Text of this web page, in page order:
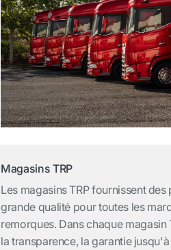
Magasins TRP
Les magasins TRP fournissent
grande qualité pour toutes les
remorques. Dans chaque
la transparence, la garantie